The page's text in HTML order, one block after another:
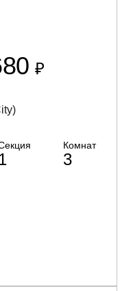
₽
Комнат
3